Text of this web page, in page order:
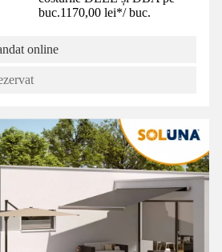
buc.1170,00 lei*/ buc.
online